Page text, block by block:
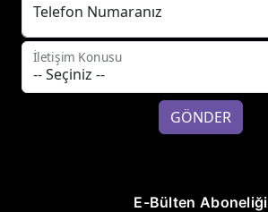
Telefon Numaranız
İletişim Konusu
GÖNDER
E-Bülten Aboneliği